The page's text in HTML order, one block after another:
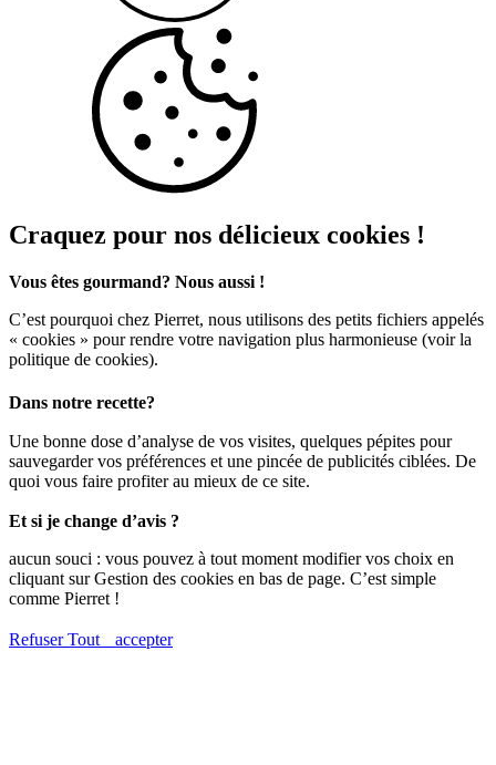
Craquez pour nos délicieux cookies !
Vous êtes gourmand? Nous aussi !
C’est pourquoi chez Pierret, nous utilisons des petits fichiers appelés
« cookies » pour rendre votre navigation plus harmonieuse (voir la
politique de cookies).
Dans notre recette?
Une bonne dose d’analyse de vos visites, quelques pépites pour
sauvegarder vos préférences et une pincée de publicités ciblées. De
quoi vous faire profiter au mieux de ce site.
Et si je change d’avis ?
aucun souci : vous pouvez à tout moment modifier vos choix en
cliquant sur Gestion des cookies en bas de page. C’est simple
comme Pierret !
RefuserTout accepter